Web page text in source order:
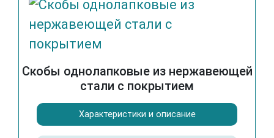
Скобы однолапковые из нержавеющей
стали с покрытием
Характеристики и описание